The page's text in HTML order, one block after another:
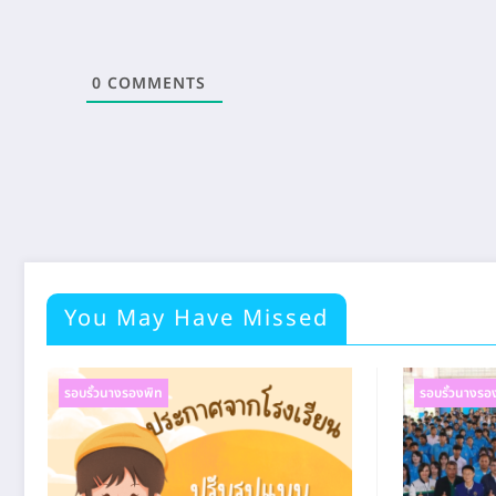
0 COMMENTS
You May Have Missed
รอบรั้วนางรองพิท รอบรั้วนางร